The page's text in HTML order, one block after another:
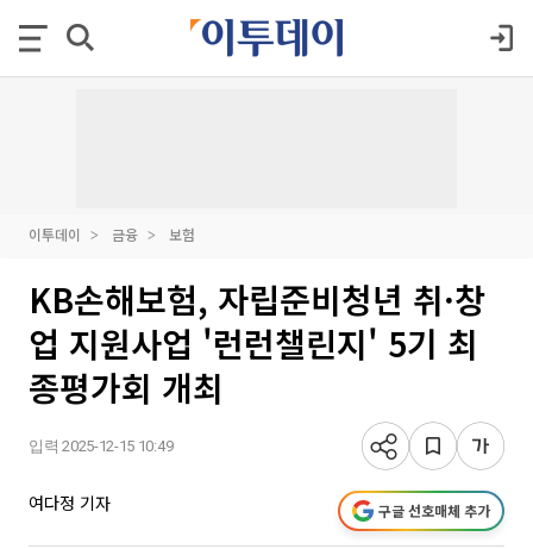
이투데이 금융 보험
KB손해보험, 자립준비청년 취·창
업 지원사업 '런런챌린지' 5기 최
종평가회 개최
입력 2025-12-15 10:49
여다정 기자 구글 선호매체 추가